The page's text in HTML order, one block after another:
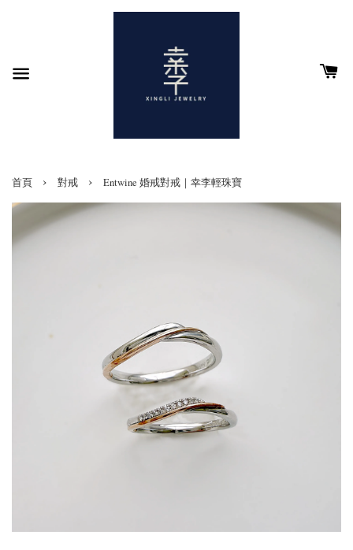
首頁 › 對戒 › Entwine 婚戒對戒｜幸李輕珠寶